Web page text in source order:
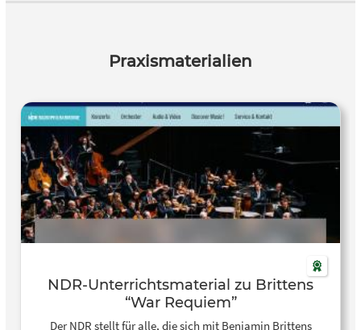
Praxismaterialien
NDR-Unterrichtsmaterial zu Brittens
“War Requiem”
Der NDR stellt für alle, die sich mit Benjamin Brittens